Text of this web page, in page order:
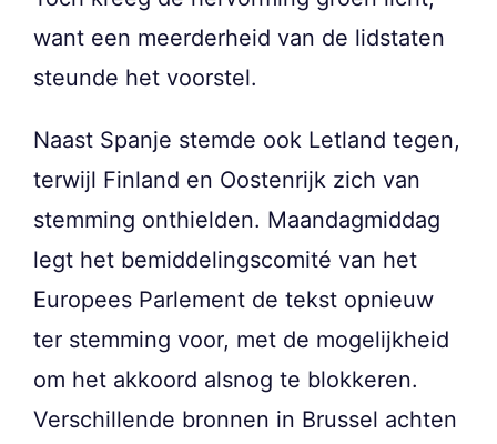
want een meerderheid van de lidstaten
steunde het voorstel.
Naast Spanje stemde ook Letland tegen,
terwijl Finland en Oostenrijk zich van
stemming onthielden. Maandagmiddag
legt het bemiddelingscomité van het
Europees Parlement de tekst opnieuw
ter stemming voor, met de mogelijkheid
om het akkoord alsnog te blokkeren.
Verschillende bronnen in Brussel achten